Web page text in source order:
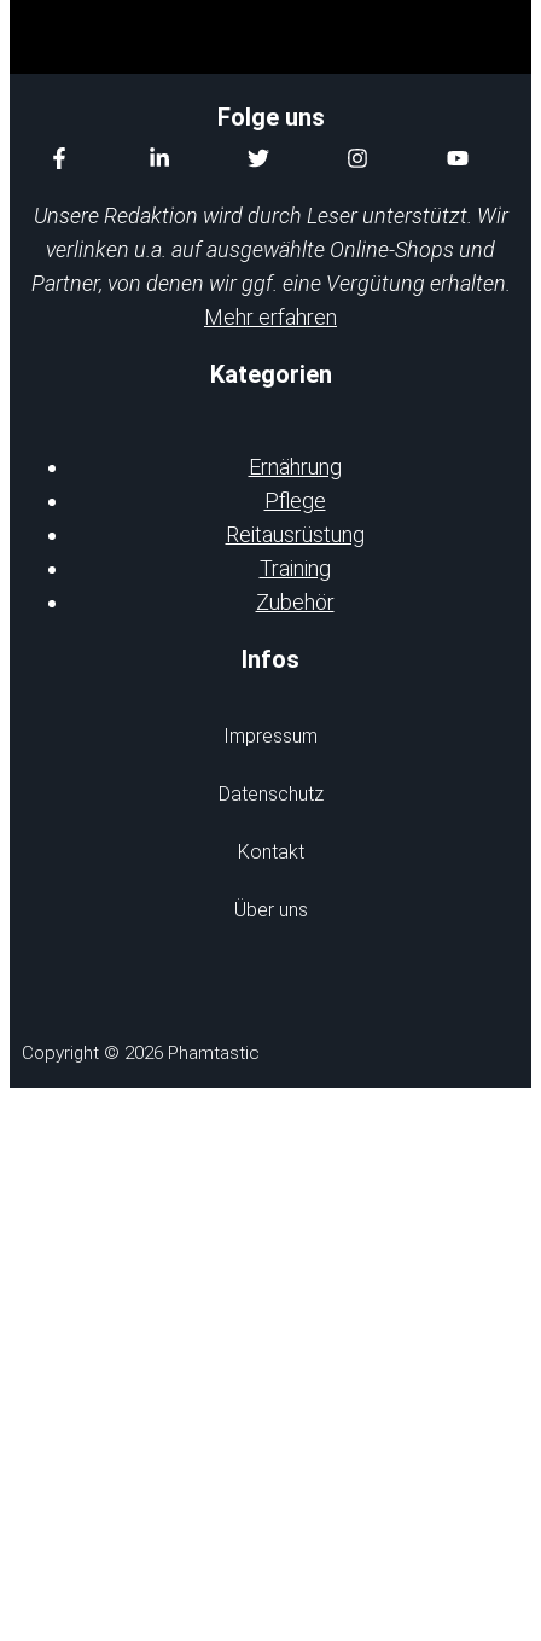
Folge uns
Unsere Redaktion wird durch Leser unterstützt. Wir
verlinken u.a. auf ausgewählte Online-Shops und
Partner, von denen wir ggf. eine Vergütung erhalten.
Mehr erfahren
Kategorien
Ernährung
Pflege
Reitausrüstung
Training
Zubehör
Infos
Impressum
Datenschutz
Kontakt
Über uns
Copyright © 2026 Phamtastic